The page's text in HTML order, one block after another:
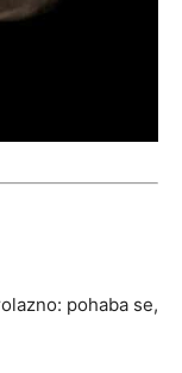
pohaba se,